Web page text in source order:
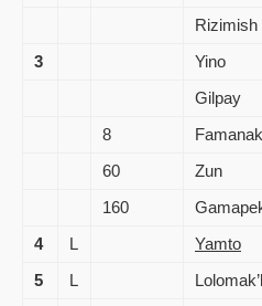
Rizimish
3
Yino
Gilpay
8
60
Zun
160
4
L Yamto
5
L